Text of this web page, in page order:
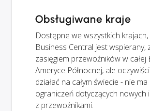
Obsługiwane kraje
Dostępne we wszystkich krajach,
Business Central jest wspierany,
zasięgiem przewoźników w całej
Ameryce Północnej, ale
działać na całym świecie - nie ma
ograniczeń dotyczących nowych
z przewoźnikami.